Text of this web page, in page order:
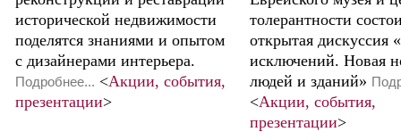
исторической недвижимости
поделятся знаниями и опытом
с дизайнерами интерьера.
Подробнее... <Акции, события,
презентации>
толерантности
открытая дискуссия
исключений. Новая
людей и зданий»
<Акции, события,
презентации>